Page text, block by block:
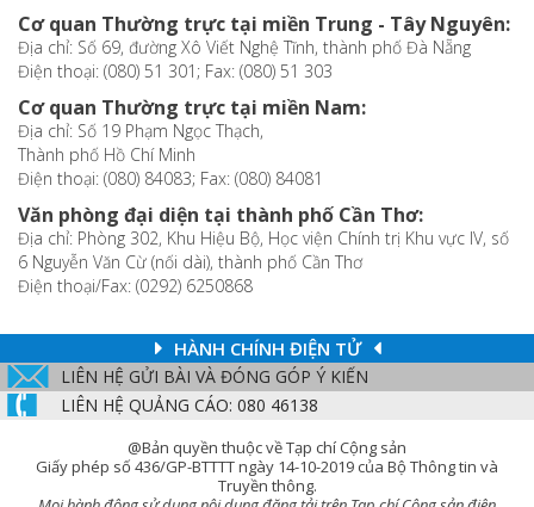
Cơ quan Thường trực tại miền Trung - Tây Nguyên:
Địa chỉ: Số 69, đường Xô Viết Nghệ Tĩnh, thành phố Đà Nẵng
Điện thoại: (080) 51 301; Fax: (080) 51 303
Cơ quan Thường trực tại miền Nam:
Địa chỉ: Số 19 Phạm Ngọc Thạch,
Thành phố Hồ Chí Minh
Điện thoại: (080) 84083; Fax: (080) 84081
Văn phòng đại diện tại thành phố Cần Thơ:
Địa chỉ: Phòng 302, Khu Hiệu Bộ, Học viện Chính trị Khu vực IV, số
6 Nguyễn Văn Cừ (nối dài), thành phố Cần Thơ
Điện thoại/Fax: (0292) 6250868
HÀNH CHÍNH ĐIỆN TỬ
LIÊN HỆ GỬI BÀI VÀ ĐÓNG GÓP Ý KIẾN
LIÊN HỆ QUẢNG CÁO: 080 46138
@Bản quyền thuộc về Tạp chí Cộng sản
Giấy phép số 436/GP-BTTTT ngày 14-10-2019 của Bộ Thông tin và
Truyền thông.